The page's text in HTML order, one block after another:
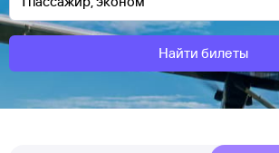
Найти билеты